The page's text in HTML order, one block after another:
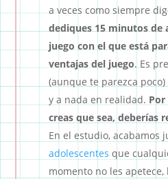
a veces como siempre
dediques 15 minutos de
juego con el que está
ventajas del juego. Es
(aunque te parezca
y a nada en realidad.
creas que sea, deberías
En el estudio, acabamos
adolescentes que
momento no les